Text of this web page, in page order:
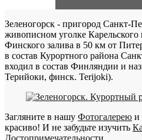
Зеленогорск - пригород Санкт-
живописном уголке Карельского
Финского залива в 50 км от
в состав Курортного района
входил в состав Финляндии и
Терийоки, финск. Terijoki).
Загляните в нашу Фотогалерею и
красиво! И не забудьте изучить
Достопримечательности.